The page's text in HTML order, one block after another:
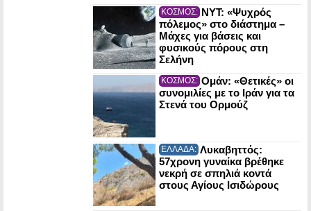
ΚΟΣΜΟΣ: NYT: «Ψυχρός
πόλεμος» στο διάστημα –
Μάχες για βάσεις και
φυσικούς πόρους στη
Σελήνη
ΚΟΣΜΟΣ: Ομάν: «Θετικές» οι
συνομιλίες με το Ιράν για τα
Στενά του Ορμούζ
ΕΛΛΑΔΑ: Λυκαβηττός:
57χρονη γυναίκα βρέθηκε
νεκρή σε σπηλιά κοντά
στους Αγίους Ισιδώρους